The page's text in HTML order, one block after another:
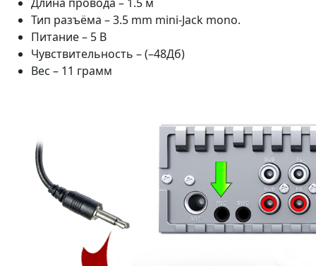
Тип разъёма – 3.5 mm mini-Jack mono.
Питание – 5 В
Чувствительность – (–48Дб)
Вес – 11 грамм